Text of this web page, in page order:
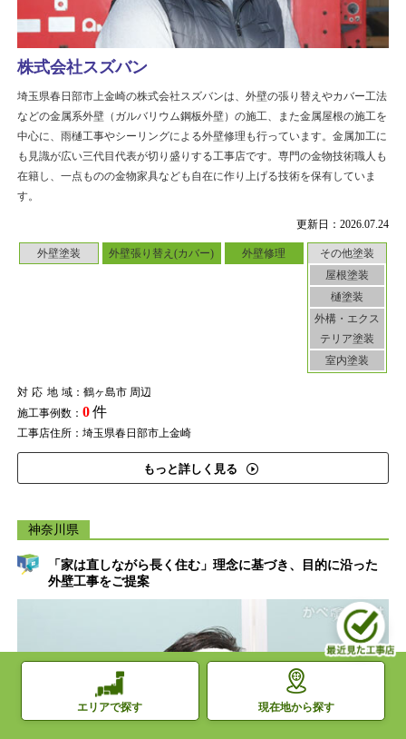
更新日：2026.07.24
外壁塗装 外壁張り替え(カバー) 外壁修理
その他塗装
屋根塗装
樋塗装
外構・エクス
テリア塗装
室内塗装
対応地域：鶴ヶ島市 周辺
施工事例数： 0件
工事店住所：埼玉県春日部市上金崎
もっと詳しく見る
株式会社スズバン
埼玉県春日部市上金崎の株式会社スズバンは、外壁の張り替えやカバー工法
などの金属系外壁（ガルバリウム鋼板外壁）の施工、また金属屋根の施工を
中心に、雨樋工事やシーリングによる外壁修理も行っています。金属加工に
も見識が広い三代目代表が切り盛りする工事店です。専門の金物技術職人も
在籍し、一点ものの金物家具なども自在に作り上げる技術を保有していま
す。
神奈川県
「家は直しながら長く住む」理念に基づき、目的に沿った
外壁工事をご提案
エリアで探す 現在地から探す